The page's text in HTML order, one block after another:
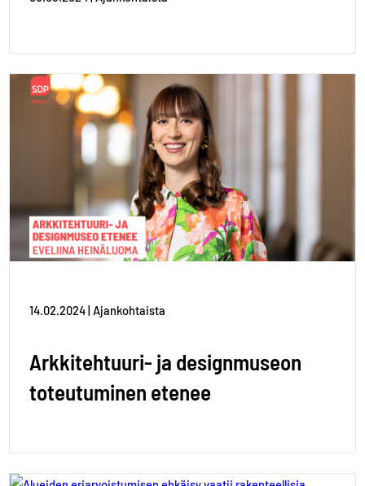
14.02.2024 | Ajankohtaista
Arkkitehtuuri- ja designmuseon
toteutuminen etenee